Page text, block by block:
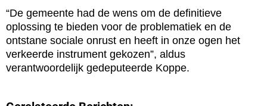
“De gemeente had de wens om de definitieve
oplossing te bieden voor de problematiek en de
ontstane sociale onrust en heeft in onze ogen het
verkeerde instrument gekozen”, aldus
verantwoordelijk gedeputeerde Koppe.